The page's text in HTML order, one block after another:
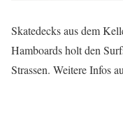
Skatedecks aus dem
Hamboards holt den
Strassen. Weitere Infos